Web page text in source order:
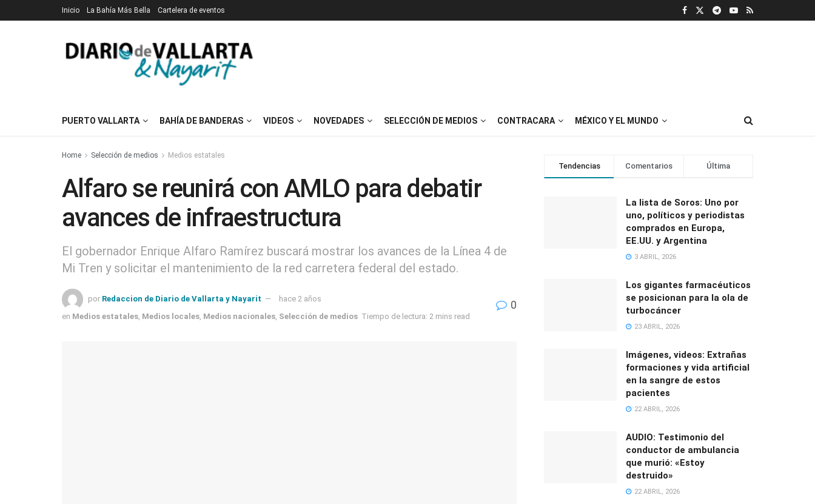
Inicio La Bahía Más Bella Cartelera de eventos
PUERTO VALLARTA BAHÍA DE BANDERAS VIDEOS NOVEDADES SELECCIÓN DE MEDIOS CONTRACARA MÉXICO Y EL MUNDO
Home Selección de medios Medios estatales
Alfaro se reunirá con AMLO para debatir
avances de infraestructura
El gobernador Enrique Alfaro Ramírez buscará mostrar los avances de la Línea 4 de
Mi Tren y solicitar el mantenimiento de la red carretera federal del estado.
por Redaccion de Diario de Vallarta y Nayarit
hace 2 años
en Medios estatales Medios locales Medios nacionales Selección de medios Tiempo de lectura: 2 mins read
0
Tendencias Comentarios Última
La lista de Soros: Uno por
uno, políticos y periodistas
comprados en Europa,
EE.UU. y Argentina
3 ABRIL, 2026
Los gigantes farmacéuticos
se posicionan para la ola de
turbocáncer
23 ABRIL, 2026
Imágenes, videos: Extrañas
formaciones y vida artificial
en la sangre de estos
pacientes
22 ABRIL, 2026
AUDIO: Testimonio del
conductor de ambulancia
que murió: «Estoy
destruido»
22 ABRIL, 2026